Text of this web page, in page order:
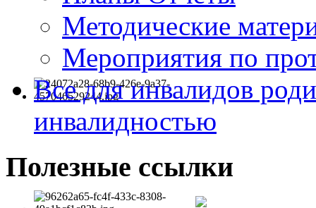
Методические
Мероприятия по
Все для инвалидов
инвалидностью
Полезные ссылки